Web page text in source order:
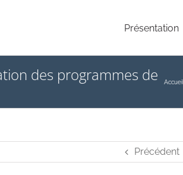
Présentation
des programmes de Accueil
Précédent